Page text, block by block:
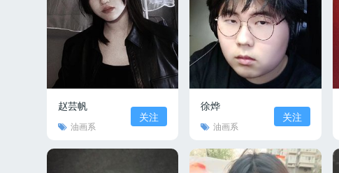
赵芸帆
油画系
关注
徐烨
油画系
关注